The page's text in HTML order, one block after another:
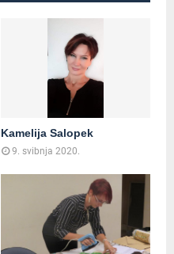
Kamelija Salopek
9. svibnja 2020.